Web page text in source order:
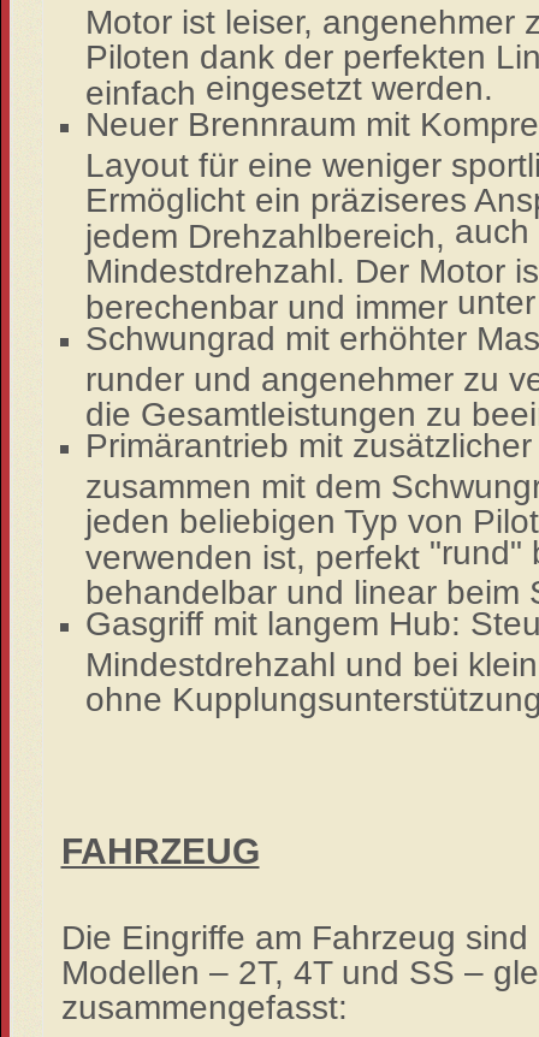
Motor ist leiser, angenehmer
Piloten dank der perfekten
einfach eingesetzt werden.
Neuer Brennraum mit
Layout für eine weniger
Ermöglicht ein präziseres
jedem Drehzahlbereich, auch
Mindestdrehzahl. Der Motor
berechenbar und immer
Schwungrad mit erhöhter
runder und angenehmer zu
die Gesamtleistungen zu
Primärantrieb mit
zusammen mit dem
jeden beliebigen Typ von
verwenden ist, perfekt "rund"
behandelbar und linear beim
Gasgriff mit langem Hub:
Mindestdrehzahl und bei
ohne
FAHRZEUG
Die Eingriffe am Fahrzeug
Modellen – 2T, 4T und SS –
zusammengefasst: